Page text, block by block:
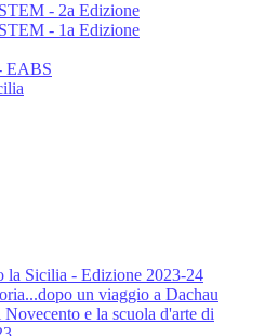
- 2a Edizione
- 1a Edizione
EABS
la Sicilia - Edizione 2023-24
un viaggio a Dachau
e la scuola d'arte di